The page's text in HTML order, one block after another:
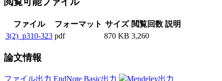
ファイル フォーマット サイズ 閲覧回数 説明
3(2)_p310-323 pdf 870 KB 3,260
論文情報
ファイル出力 EndNote Basic出力 Mendeley出力